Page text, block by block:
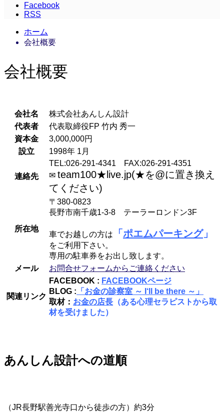
Facebook
RSS
ホーム
会社概要
会社概要
会社名
株式会社あんしん設計
代表者
代表取締役FP 竹内 秀一
資本金
3,000,000円
設立
1998年 1月
連絡先
TEL:026-291-4341 FAX:026-291-4351
✉ team100★live.jp(★を@に置き換え
てください)
所在地
〒380-0823
長野市南千歳1-3-8 テーラーロンドン3F
車でお越しの方は 「 ポエムパーキング」
をご利用下さい。
専用の駐車券をお出し致します。
メール
お問合せフォームからご連絡ください
関連リンク
FACEBOOK : FACEBOOKページ
BLOG : 「お金の診察室 ～ I‘ll be there ～」
取材： お金の店長 （ある心理セラピストから取
材を受けました）
あんしん設計への道順
（JR長野駅善光寺口から徒歩の方）約3分